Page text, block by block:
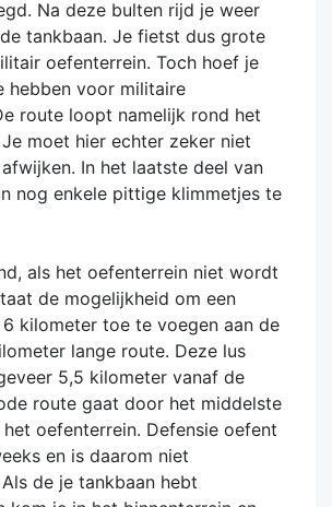
Na deze bulten rijd je weer
tankbaan. Je fietst dus grote
oefenterrein. Toch hoef je
hebben voor militaire
route loopt namelijk rond het
moet hier echter zeker niet
In het laatste deel van
nog enkele pittige klimmetjes te
als het oefenterrein niet wordt
de mogelijkheid om een
kilometer toe te voegen aan de
lange route. Deze lus
5,5 kilometer vanaf de
route gaat door het middelste
oefenterrein. Defensie oefent
en is daarom niet
de je tankbaan hebt